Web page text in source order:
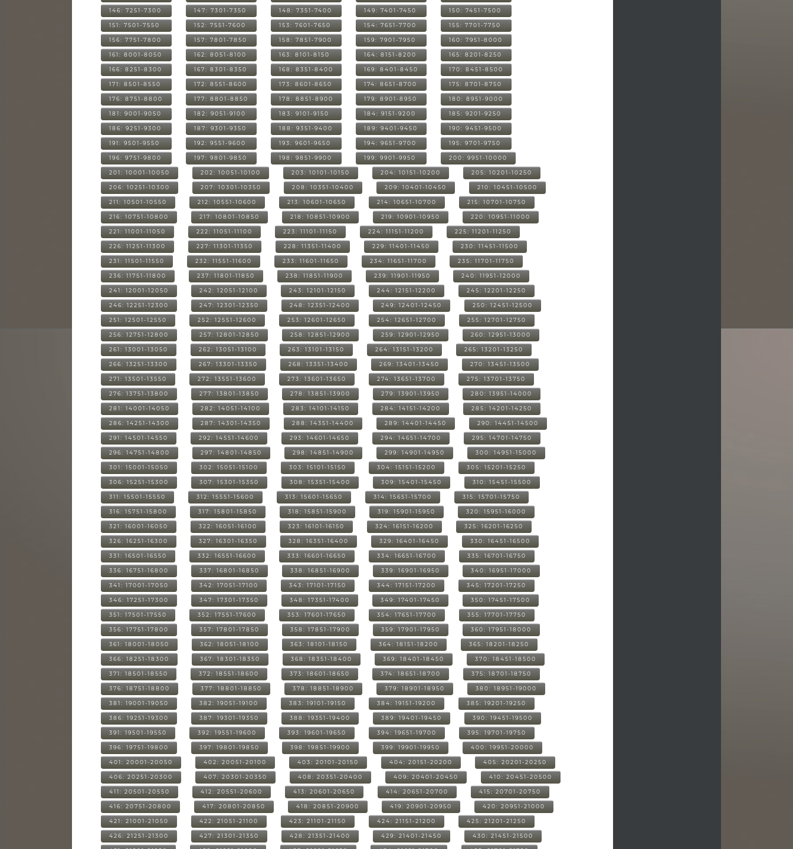
146: 7251-7300 147: 7301-7350 148: 7351-7400 149: 7401-7450 150: 7451-7500
151: 7501-7550 152: 7551-7600 153: 7601-7650 154: 7651-7700 155: 7701-7750
156: 7751-7800 157: 7801-7850 158: 7851-7900 159: 7901-7950 160: 7951-8000
161: 8001-8050 162: 8051-8100 163: 8101-8150 164: 8151-8200 165: 8201-8250
166: 8251-8300 167: 8301-8350 168: 8351-8400 169: 8401-8450 170: 8451-8500
171: 8501-8550 172: 8551-8600 173: 8601-8650 174: 8651-8700 175: 8701-8750
176: 8751-8800 177: 8801-8850 178: 8851-8900 179: 8901-8950 180: 8951-9000
181: 9001-9050 182: 9051-9100 183: 9101-9150 184: 9151-9200 185: 9201-9250
186: 9251-9300 187: 9301-9350 188: 9351-9400 189: 9401-9450 190: 9451-9500
191: 9501-9550 192: 9551-9600 193: 9601-9650 194: 9651-9700 195: 9701-9750
196: 9751-9800 197: 9801-9850 198: 9851-9900 199: 9901-9950 200: 9951-10000
201: 10001-10050 202: 10051-10100 203: 10101-10150 204: 10151-10200 205: 10201-10250
206: 10251-10300 207: 10301-10350 208: 10351-10400 209: 10401-10450 210: 10451-10500
211: 10501-10550 212: 10551-10600 213: 10601-10650 214: 10651-10700 215: 10701-10750
216: 10751-10800 217: 10801-10850 218: 10851-10900 219: 10901-10950 220: 10951-11000
221: 11001-11050 222: 11051-11100 223: 11101-11150 224: 11151-11200 225: 11201-11250
226: 11251-11300 227: 11301-11350 228: 11351-11400 229: 11401-11450 230: 11451-11500
231: 11501-11550 232: 11551-11600 233: 11601-11650 234: 11651-11700 235: 11701-11750
236: 11751-11800 237: 11801-11850 238: 11851-11900 239: 11901-11950 240: 11951-12000
241: 12001-12050 242: 12051-12100 243: 12101-12150 244: 12151-12200 245: 12201-12250
246: 12251-12300 247: 12301-12350 248: 12351-12400 249: 12401-12450 250: 12451-12500
251: 12501-12550 252: 12551-12600 253: 12601-12650 254: 12651-12700 255: 12701-12750
256: 12751-12800 257: 12801-12850 258: 12851-12900 259: 12901-12950 260: 12951-13000
261: 13001-13050 262: 13051-13100 263: 13101-13150 264: 13151-13200 265: 13201-13250
266: 13251-13300 267: 13301-13350 268: 13351-13400 269: 13401-13450 270: 13451-13500
271: 13501-13550 272: 13551-13600 273: 13601-13650 274: 13651-13700 275: 13701-13750
276: 13751-13800 277: 13801-13850 278: 13851-13900 279: 13901-13950 280: 13951-14000
281: 14001-14050 282: 14051-14100 283: 14101-14150 284: 14151-14200 285: 14201-14250
286: 14251-14300 287: 14301-14350 288: 14351-14400 289: 14401-14450 290: 14451-14500
291: 14501-14550 292: 14551-14600 293: 14601-14650 294: 14651-14700 295: 14701-14750
296: 14751-14800 297: 14801-14850 298: 14851-14900 299: 14901-14950 300: 14951-15000
301: 15001-15050 302: 15051-15100 303: 15101-15150 304: 15151-15200 305: 15201-15250
306: 15251-15300 307: 15301-15350 308: 15351-15400 309: 15401-15450 310: 15451-15500
311: 15501-15550 312: 15551-15600 313: 15601-15650 314: 15651-15700 315: 15701-15750
316: 15751-15800 317: 15801-15850 318: 15851-15900 319: 15901-15950 320: 15951-16000
321: 16001-16050 322: 16051-16100 323: 16101-16150 324: 16151-16200 325: 16201-16250
326: 16251-16300 327: 16301-16350 328: 16351-16400 329: 16401-16450 330: 16451-16500
331: 16501-16550 332: 16551-16600 333: 16601-16650 334: 16651-16700 335: 16701-16750
336: 16751-16800 337: 16801-16850 338: 16851-16900 339: 16901-16950 340: 16951-17000
341: 17001-17050 342: 17051-17100 343: 17101-17150 344: 17151-17200 345: 17201-17250
346: 17251-17300 347: 17301-17350 348: 17351-17400 349: 17401-17450 350: 17451-17500
351: 17501-17550 352: 17551-17600 353: 17601-17650 354: 17651-17700 355: 17701-17750
356: 17751-17800 357: 17801-17850 358: 17851-17900 359: 17901-17950 360: 17951-18000
361: 18001-18050 362: 18051-18100 363: 18101-18150 364: 18151-18200 365: 18201-18250
366: 18251-18300 367: 18301-18350 368: 18351-18400 369: 18401-18450 370: 18451-18500
371: 18501-18550 372: 18551-18600 373: 18601-18650 374: 18651-18700 375: 18701-18750
376: 18751-18800 377: 18801-18850 378: 18851-18900 379: 18901-18950 380: 18951-19000
381: 19001-19050 382: 19051-19100 383: 19101-19150 384: 19151-19200 385: 19201-19250
386: 19251-19300 387: 19301-19350 388: 19351-19400 389: 19401-19450 390: 19451-19500
391: 19501-19550 392: 19551-19600 393: 19601-19650 394: 19651-19700 395: 19701-19750
396: 19751-19800 397: 19801-19850 398: 19851-19900 399: 19901-19950 400: 19951-20000
401: 20001-20050 402: 20051-20100 403: 20101-20150 404: 20151-20200 405: 20201-20250
406: 20251-20300 407: 20301-20350 408: 20351-20400 409: 20401-20450 410: 20451-20500
411: 20501-20550 412: 20551-20600 413: 20601-20650 414: 20651-20700 415: 20701-20750
416: 20751-20800 417: 20801-20850 418: 20851-20900 419: 20901-20950 420: 20951-21000
421: 21001-21050 422: 21051-21100 423: 21101-21150 424: 21151-21200 425: 21201-21250
426: 21251-21300 427: 21301-21350 428: 21351-21400 429: 21401-21450 430: 21451-21500